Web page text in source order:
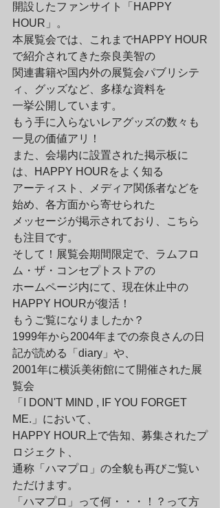
開設したファンサイト「HAPPY
HOUR」。
本展覧会では、これまでHAPPY HOUR
で紹介されてきた奈良美智の
関連書籍や国内外の展覧会パブリシテ
ィ、グッズなど、多様な資料を
一挙公開しています。
もう手に入らないレアグッズの数々も
一見の価値アリ！
また、会場内に設置された掲示板に
は、HAPPY HOURをよく知る
アーティスト、メディア関係者などを
始め、各方面から寄せられた
メッセージが掲示されており、こちら
も注目です。
そして！展覧会期間限定で、ラムフロ
ム・ザ・コンセプトストアの
ホームページ内にて、現在休止中の
HAPPY HOURが復活！
もうご覧になりましたか？
1999年から2004年までの奈良さんの日
記が読める「diary」や、
2001年に横浜美術館にて開催された展
覧会
「I DON'T MIND , IF YOU FORGET
ME.」において、
HAPPY HOUR上で告知、募集されたプ
ロジェクト、
通称「ハマプロ」の全貌も再びご覧い
ただけます。
「ハマプロ」って何・・・！？って方